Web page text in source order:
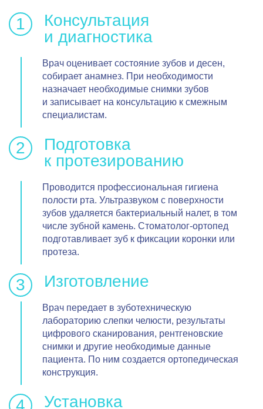
Консультация
и диагностика
Врач оценивает состояние зубов и десен,
собирает анамнез. При необходимости
назначает необходимые снимки зубов
и записывает на консультацию к смежным
специалистам.
Подготовка
к протезированию
Проводится профессиональная гигиена
полости рта. Ультразвуком с поверхности
зубов удаляется бактериальный налет, в том
числе зубной камень. Стоматолог-ортопед
подготавливает зуб к фиксации коронки или
протеза.
Изготовление
Врач передает в зуботехническую
лабораторию слепки челюсти, результаты
цифрового сканирования, рентгеновские
снимки и другие необходимые данные
пациента. По ним создается ортопедическая
конструкция.
Установка